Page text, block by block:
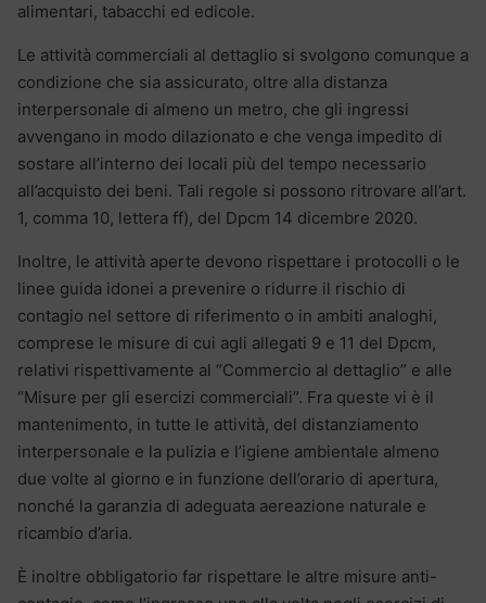
alimentari, tabacchi ed edicole.
Le attività commerciali al dettaglio si svolgono comunque a
condizione che sia assicurato, oltre alla distanza
interpersonale di almeno un metro, che gli ingressi
avvengano in modo dilazionato e che venga impedito di
sostare all’interno dei locali più del tempo necessario
all’acquisto dei beni. Tali regole si possono ritrovare all’art.
1, comma 10, lettera ff), del Dpcm 14 dicembre 2020.
Inoltre, le attività aperte devono rispettare i protocolli o le
linee guida idonei a prevenire o ridurre il rischio di
contagio nel settore di riferimento o in ambiti analoghi,
comprese le misure di cui agli allegati 9 e 11 del Dpcm,
relativi rispettivamente al “Commercio al dettaglio” e alle
“Misure per gli esercizi commerciali”. Fra queste vi è il
mantenimento, in tutte le attività, del distanziamento
interpersonale e la pulizia e l’igiene ambientale almeno
due volte al giorno e in funzione dell’orario di apertura,
nonché la garanzia di adeguata aereazione naturale e
ricambio d’aria.
È inoltre obbligatorio far rispettare le altre misure anti-